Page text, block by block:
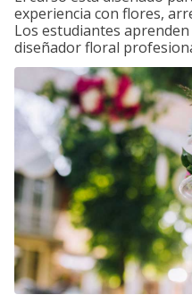
experiencia con flores,
Los estudiantes
diseñador floral